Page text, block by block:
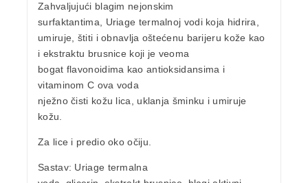
Zahvaljujući blagim nejonskim
surfaktantima, Uriage termalnoj vodi koja hidrira,
umiruje, štiti iobnavlja oštećenu barijeru kože kao
i ekstraktu brusnice koji je veoma
bogat flavonoidima kao antioksidansima i
vitaminom C ova voda
nježno čisti kožu lica, uklanja šminku i umiruje
kožu.
Za lice i predio oko očiju.
Sastav: Uriage termalna